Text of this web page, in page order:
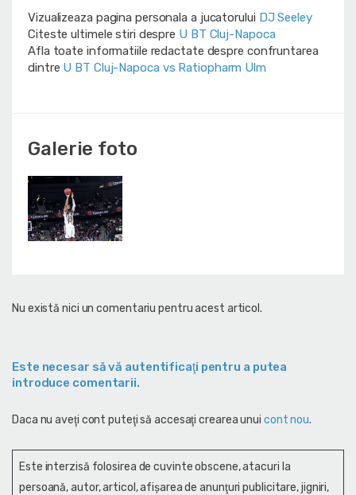
Vizualizeaza pagina personala a jucatorului DJ Seeley
Citeste ultimele stiri despre U BT Cluj-Napoca
Afla toate informatiile redactate despre confruntarea
dintre U BT Cluj-Napoca vs Ratiopharm Ulm
Galerie foto
Nu există nici un comentariu pentru acest articol.
Este necesar să vă autentificaţi pentru a putea
introduce comentarii.
Daca nu aveţi cont puteţi să accesaţi crearea unui cont nou.
Este interzisă folosirea de cuvinte obscene, atacuri la
persoană, autor, articol, afişarea de anunţuri publicitare, jigniri,